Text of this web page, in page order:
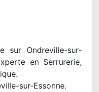
sur Ondreville-sur-
en Serrurerie,
sur-Essonne.